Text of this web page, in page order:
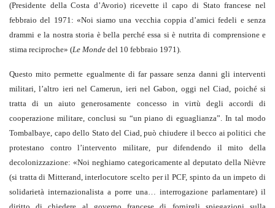
(Presidente della Costa d’Avorio) ricevette il capo di Stato francese nel
febbraio del 1971: «Noi siamo una vecchia coppia d’amici fedeli e senza
drammi e la nostra storia è bella perché essa si è nutrita di comprensione e
stima reciproche» (Le Monde del 10 febbraio 1971).
Questo mito permette egualmente di far passare senza danni gli interventi
militari, l’altro ieri nel Camerun, ieri nel Gabon, oggi nel Ciad, poiché si
tratta di un aiuto generosamente concesso in virtù degli accordi di
cooperazione militare, conclusi su “un piano di eguaglianza”. In tal modo
Tombalbaye, capo dello Stato del Ciad, può chiudere il becco ai politici che
protestano contro l’intervento militare, pur difendendo il mito della
decolonizzazione: «Noi neghiamo categoricamente al deputato della Nièvre
(si tratta di Mitterand, interlocutore scelto per il PCF, spinto da un impeto di
solidarietà internazionalista a porre una… interrogazione parlamentare) il